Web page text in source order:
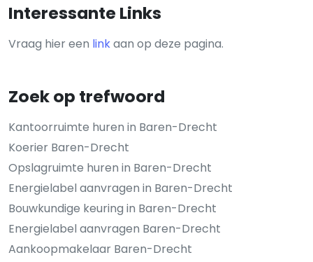
Interessante Links
Vraag hier een linkaan op deze pagina.
Zoek op trefwoord
Kantoorruimte huren in Baren-Drecht
Koerier Baren-Drecht
Opslagruimte huren in Baren-Drecht
Energielabel aanvragen in Baren-Drecht
Bouwkundige keuring in Baren-Drecht
Energielabel aanvragen Baren-Drecht
Aankoopmakelaar Baren-Drecht